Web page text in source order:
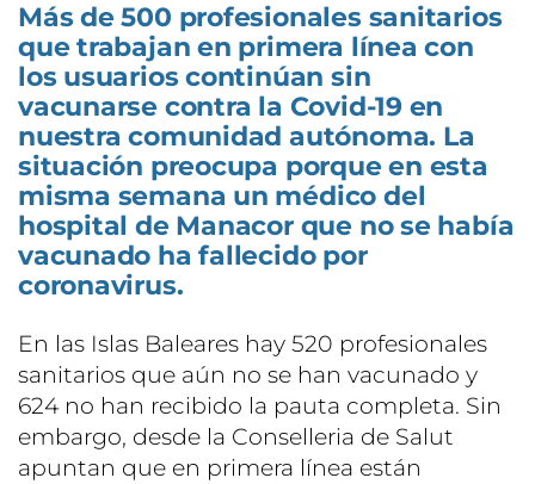
Más de 500 profesionales sanitarios
que trabajan en primera línea con
los usuarios continúan sin
vacunarse contra la Covid-19 en
nuestra comunidad autónoma. La
situación preocupa porque en esta
misma semana un médico del
hospital de Manacor que no se había
vacunado ha fallecido por
coronavirus.
En las Islas Baleares hay 520 profesionales
sanitarios que aún no se han vacunado y
624 no han recibido la pauta completa. Sin
embargo, desde la Conselleria de Salut
apuntan que en primera línea están